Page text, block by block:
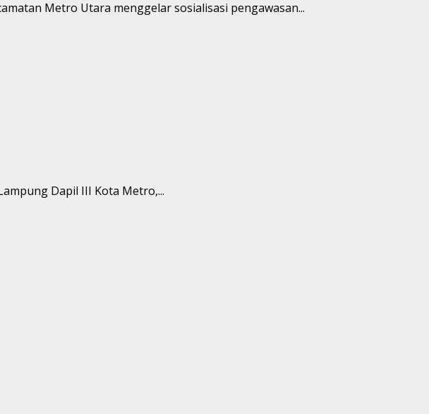
Metro Utara menggelar sosialisasi pengawasan...
Dapil III Kota Metro,...